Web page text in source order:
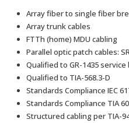
Array fiber to single fiber
Array trunk cables
FTTh (home) MDU cabling
Parallel optic patch cables:
Qualified to GR-1435 service
Qualified to TIA-568.3-D
Standards Compliance IEC
Standards Compliance TIA
Structured cabling per TIA-